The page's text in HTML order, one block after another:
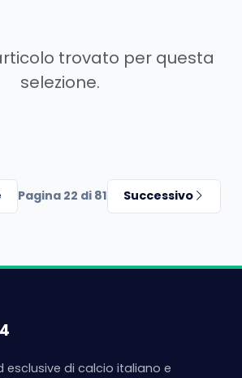
trovato per questa
selezione.
Pagina 22 di 81 Successivo
esclusive di calcio italiano e